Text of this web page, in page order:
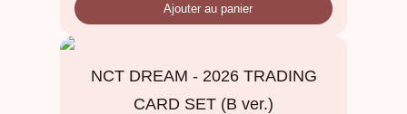
Ajouter au panier
NCT DREAM - 2026 TRADING
CARD SET (B ver.)